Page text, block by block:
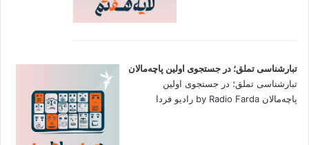
تبارشناسی تملق؛ در جستجوی اولین‌ پاچه‌مالان
تبارشناسی تملق؛ در جستجوی اولین‌
پاچه‌مالان by Radio Farda رادیو فردا